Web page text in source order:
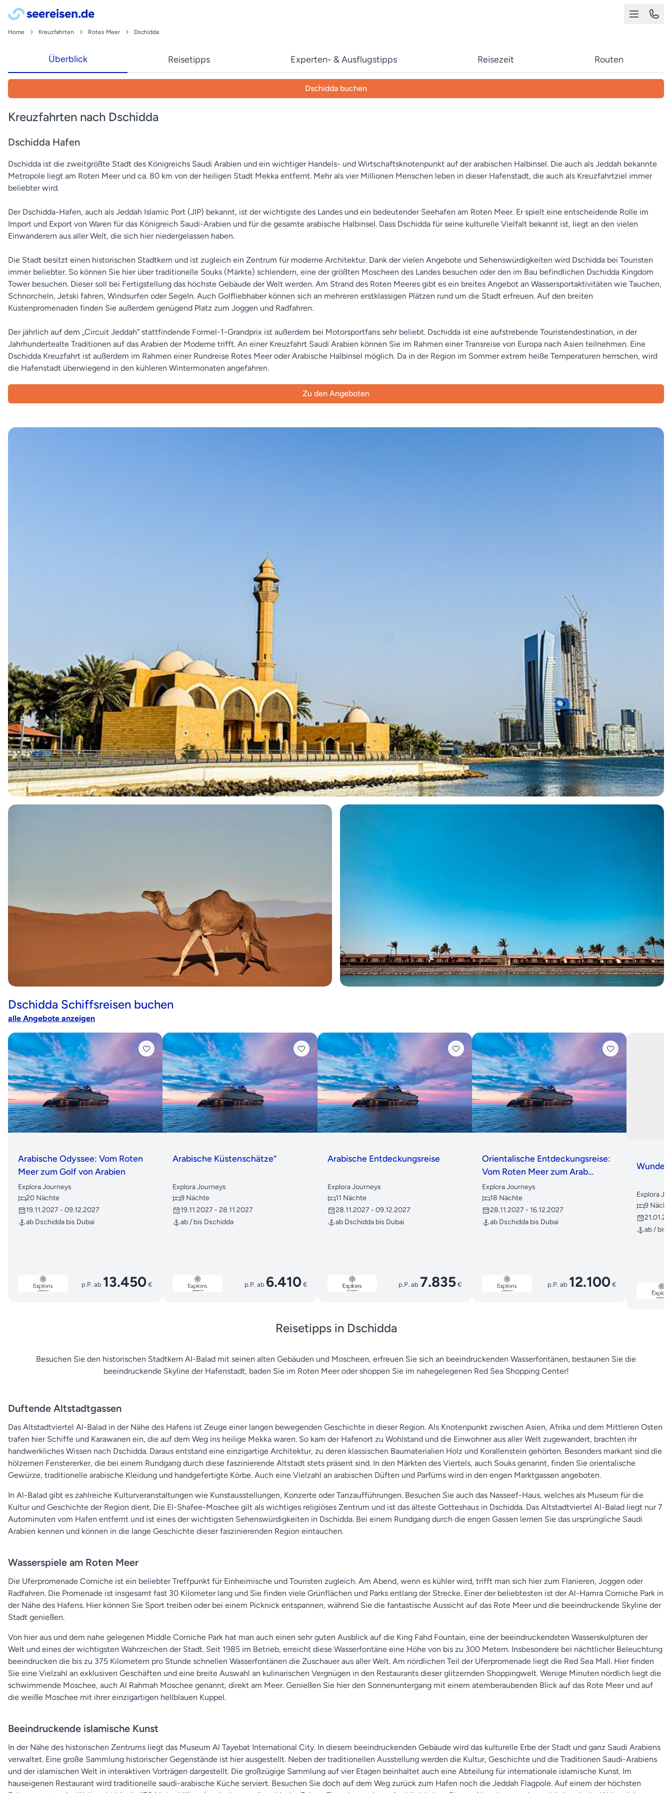
Home Kreuzfahrten Rotes Meer Dschidda
Überblick Reisetipps Experten- & Ausflugstipps Reisezeit Routen
Dschidda buchen
Kreuzfahrten nach Dschidda
Dschidda Hafen
Dschidda ist die zweitgrößte Stadt des Königreichs Saudi Arabien und ein wichtiger Handels- und Wirtschaftsknotenpunkt auf der arabischen Halbinsel. Die auch als Jeddah bekannte
Metropole liegt am Roten Meer und ca. 80 km von der heiligen Stadt Mekka entfernt. Mehr als vier Millionen Menschen leben in dieser Hafenstadt, die auch als Kreuzfahrtziel immer
beliebter wird.
Der Dschidda-Hafen, auch als Jeddah Islamic Port (JIP) bekannt, ist der wichtigste des Landes und ein bedeutender Seehafen am Roten Meer. Er spielt eine entscheidende Rolle im
Import und Export von Waren für das Königreich Saudi-Arabien und für die gesamte arabische Halbinsel. Dass Dschidda für seine kulturelle Vielfalt bekannt ist, liegt an den vielen
Einwanderern aus aller Welt, die sich hier niedergelassen haben.
Die Stadt besitzt einen historischen Stadtkern und ist zugleich ein Zentrum für moderne Architektur. Dank der vielen Angebote und Sehenswürdigkeiten wird Dschidda bei Touristen
immer beliebter. So können Sie hier über traditionelle Souks (Märkte) schlendern, eine der größten Moscheen des Landes besuchen oder den im Bau befindlichen Dschidda Kingdom
Tower besuchen. Dieser soll bei Fertigstellung das höchste Gebäude der Welt werden. Am Strand des Roten Meeres gibt es ein breites Angebot an Wassersportaktivitäten wie Tauchen,
Schnorcheln, Jetski fahren, Windsurfen oder Segeln. Auch Golfliebhaber können sich an mehreren erstklassigen Plätzen rund um die Stadt erfreuen. Auf den breiten
Küstenpromenaden finden Sie außerdem genügend Platz zum Joggen und Radfahren.
Der jährlich auf dem „Circuit Jeddah” stattfindende Formel-1-Grandprix ist außerdem bei Motorsportfans sehr beliebt. Dschidda ist eine aufstrebende Touristendestination, in der
Jahrhundertealte Traditionen auf das Arabien der Moderne trifft. An einer Kreuzfahrt Saudi Arabien können Sie im Rahmen einer Transreise von Europa nach Asien teilnehmen. Eine
Dschidda Kreuzfahrt ist außerdem im Rahmen einer Rundreise Rotes Meer oder Arabische Halbinsel möglich. Da in der Region im Sommer extrem heiße Temperaturen herrschen, wird
die Hafenstadt überwiegend in den kühleren Wintermonaten angefahren.
Zu den Angeboten
Dschidda Schiffsreisen buchen
alle Angebote anzeigen
Arabische Odyssee: Vom Roten
Meer zum Golf von Arabien
Explora Journeys
20 Nächte
19.11.2027 - 09.12.2027
ab Dschidda bis Dubai
p.P. ab 13.450 €
Arabische Küstenschätze“
Explora Journeys
9 Nächte
19.11.2027 - 28.11.2027
ab / bis Dschidda
p.P. ab 6.410€
Arabische Entdeckungsreise
Explora Journeys
11 Nächte
28.11.2027 - 09.12.2027
ab Dschidda bis Dubai
p.P. ab 7.835€
Orientalische Entdeckungsreise:
Vom Roten Meer zum Arab...
Explora Journeys
18 Nächte
28.11.2027 - 16.12.2027
ab Dschidda bis Dubai
p.P. ab 12.100 €
Wunder
Explora
9
ab / bis
Reisetipps in Dschidda
Besuchen Sie den historischen Stadtkern Al-Balad mit seinen alten Gebäuden und Moscheen, erfreuen Sie sich an beeindruckenden Wasserfontänen, bestaunen Sie die
beeindruckende Skyline der Hafenstadt, baden Sie im Roten Meer oder shoppen Sie im nahegelegenen Red Sea Shopping Center!
Duftende Altstadtgassen
Das Altstadtviertel Al-Balad in der Nähe des Hafens ist Zeuge einer langen bewegenden Geschichte in dieser Region. Als Knotenpunkt zwischen Asien, Afrika und dem Mittleren Osten
trafen hier Schiffe und Karawanen ein, die auf dem Weg ins heilige Mekka waren. So kam der Hafenort zu Wohlstand und die Einwohner aus aller Welt zugewandert, brachten ihr
handwerkliches Wissen nach Dschidda. Daraus entstand eine einzigartige Architektur, zu deren klassischen Baumaterialien Holz und Korallenstein gehörten. Besonders markant sind die
hölzernen Fenstererker, die bei einem Rundgang durch diese faszinierende Altstadt stets präsent sind. In den Märkten des Viertels, auch Souks genannt, finden Sie orientalische
Gewürze, traditionelle arabische Kleidung und handgefertigte Körbe. Auch eine Vielzahl an arabischen Düften und Parfüms wird in den engen Marktgassen angeboten.
In Al-Balad gibt es zahlreiche Kulturveranstaltungen wie Kunstausstellungen, Konzerte oder Tanzaufführungen. Besuchen Sie auch das Nasseef-Haus, welches als Museum für die
Kultur und Geschichte der Region dient. Die El-Shafee-Moschee gilt als wichtiges religiöses Zentrum und ist das älteste Gotteshaus in Dschidda. Das Altstadtviertel Al-Balad liegt nur 7
Autominuten vom Hafen entfernt und ist eines der wichtigsten Sehenswürdigkeiten in Dschidda. Bei einem Rundgang durch die engen Gassen lernen Sie das ursprüngliche Saudi
Arabien kennen und können in die lange Geschichte dieser faszinierenden Region eintauchen.
Wasserspiele am Roten Meer
Die Uferpromenade Corniche ist ein beliebter Treffpunkt für Einheimische und Touristen zugleich. Am Abend, wenn es kühler wird, trifft man sich hier zum Flanieren, Joggen oder
Radfahren. Die Promenade ist insgesamt fast 30 Kilometer lang und Sie finden viele Grünflächen und Parks entlang der Strecke. Einer der beliebtesten ist der Al-Hamra Corniche Park in
der Nähe des Hafens. Hier können Sie Sport treiben oder bei einem Picknick entspannen, während Sie die fantastische Aussicht auf das Rote Meer und die beeindruckende Skyline der
Stadt genießen.
Von hier aus und dem nahe gelegenen Middle Corniche Park hat man auch einen sehr guten Ausblick auf die King Fahd Fountain, eine der beeindruckendsten Wasserskulpturen der
Welt und eines der wichtigsten Wahrzeichen der Stadt. Seit 1985 im Betrieb, erreicht diese Wasserfontäne eine Höhe von bis zu 300 Metern. Insbesondere bei nächtlicher Beleuchtung
beeindrucken die bis zu 375 Kilometern pro Stunde schnellen Wasserfontänen die Zuschauer aus aller Welt. Am nördlichen Teil der Uferpromenade liegt die Red Sea Mall. Hier finden
Sie eine Vielzahl an exklusiven Geschäften und eine breite Auswahl an kulinarischen Vergnügen in den Restaurants dieser glitzernden Shoppingwelt. Wenige Minuten nördlich liegt die
schwimmende Moschee, auch Al Rahmah Moschee genannt, direkt am Meer. Genießen Sie hier den Sonnenuntergang mit einem atemberaubenden Blick auf das Rote Meer und auf
die weiße Moschee mit ihrer einzigartigen hellblauen Kuppel.
Beeindruckende islamische Kunst
In der Nähe des historischen Zentrums liegt das Museum Al Tayebat International City. In diesem beeindruckenden Gebäude wird das kulturelle Erbe der Stadt und ganz Saudi Arabiens
verwaltet. Eine große Sammlung historischer Gegenstände ist hier ausgestellt. Neben der traditionellen Ausstellung werden die Kultur, Geschichte und die Traditionen Saudi-Arabiens
und der islamischen Welt in interaktiven Vorträgen dargestellt. Die großzügige Sammlung auf vier Etagen beinhaltet auch eine Abteilung für internationale islamische Kunst. Im
hauseigenen Restaurant wird traditionelle saudi-arabische Küche serviert. Besuchen Sie doch auf dem Weg zurück zum Hafen noch die Jeddah Flagpole. Auf einem der höchsten